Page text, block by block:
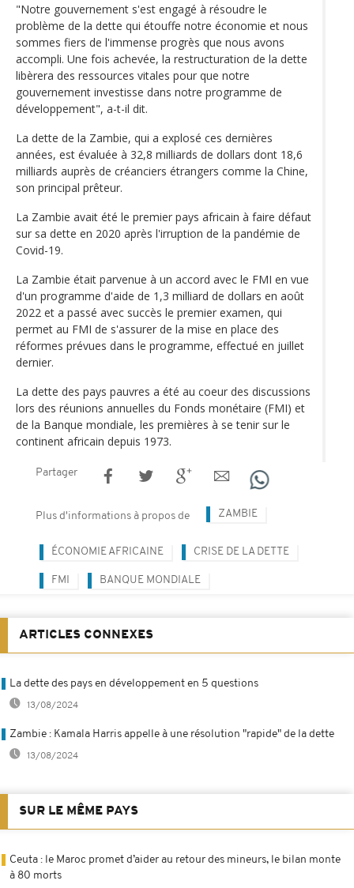
"Notre gouvernement s'est engagé à résoudre le
problème de la dette qui étouffe notre économie et nous
sommes fiers de l'immense progrès que nous avons
accompli. Une fois achevée, la restructuration de la dette
libèrera des ressources vitales pour que notre
gouvernement investisse dans notre programme de
développement", a-t-il dit.
La dette de la Zambie, qui a explosé ces dernières
années, est évaluée à 32,8 milliards de dollars dont 18,6
milliards auprès de créanciers étrangers comme la Chine,
son principal prêteur.
La Zambie avait été le premier pays africain à faire défaut
sur sa dette en 2020 après l'irruption de la pandémie de
Covid-19.
La Zambie était parvenue à un accord avec le FMI en vue
d'un programme d'aide de 1,3 milliard de dollars en août
2022 et a passé avec succès le premier examen, qui
permet au FMI de s'assurer de la mise en place des
réformes prévues dans le programme, effectué en juillet
dernier.
La dette des pays pauvres a été au coeur des discussions
lors des réunions annuelles du Fonds monétaire (FMI) et
de la Banque mondiale, les premières à se tenir sur le
continent africain depuis 1973.
Partager
Plus d'informations à propos de ZAMBIE
ÉCONOMIE AFRICAINE CRISE DE LA DETTE
FMI BANQUE MONDIALE
ARTICLES CONNEXES
La dette des pays en développement en 5 questions
13/08/2024
Zambie : Kamala Harris appelle à une résolution "rapide" de la dette
13/08/2024
SUR LE MÊME PAYS
Ceuta : le Maroc promet d’aider au retour des mineurs, le bilan monte
à 80 morts